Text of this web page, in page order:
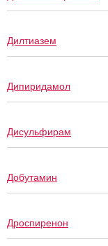
Дилтиазем
Дипиридамол
Дисульфирам
Добутамин
Дроспиренон